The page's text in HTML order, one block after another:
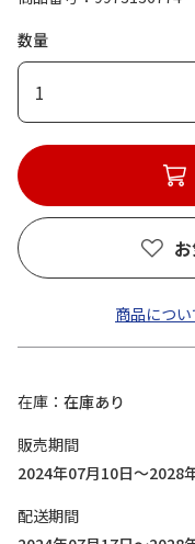
数量
1
商品につ
在庫
在庫あり
販売期間
2024年07月10日～2028
配送期間